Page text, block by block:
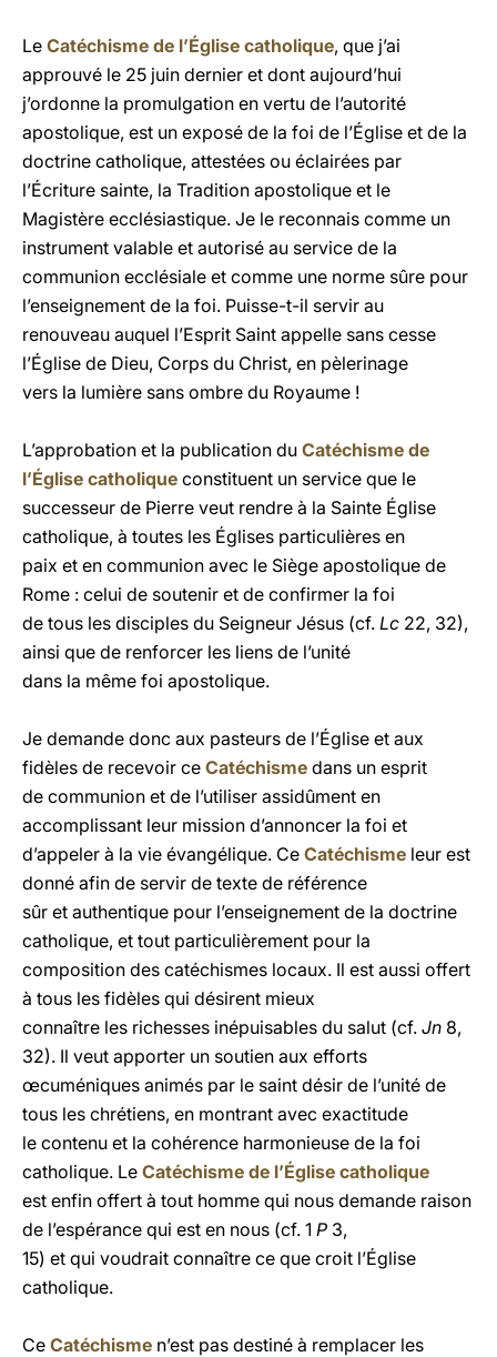
Le Catéchisme de l’Église catholique, que j’ai
approuvé le 25 juin dernier et dont aujourd’hui
j’ordonne la promulgation en vertu de l’autorité
apostolique, est un exposé de la foi de l’Église et de la
doctrine catholique, attestées ou éclairées par
l’Écriture sainte, la Tradition apostolique et le
Magistère ecclésiastique. Je le reconnais comme un
instrument valable et autorisé au service de la
communion ecclésiale et comme une norme sûre pour
l’enseignement de la foi. Puisse-t-il servir au
renouveau auquel l’Esprit Saint appelle sans cesse
l’Église de Dieu, Corps du Christ, en pèlerinage
vers la lumière sans ombre du Royaume !
L’approbation et la publication du Catéchisme de
l’Église catholique constituent un service que le
successeur de Pierre veut rendre à la Sainte Église
catholique, à toutes les Églises particulières en
paix et en communion avec le Siège apostolique de
Rome : celui de soutenir et de confirmer la foi
de tous les disciples du Seigneur Jésus (cf. Lc 22, 32),
ainsi que de renforcer les liens de l’unité
dans la même foi apostolique.
Je demande donc aux pasteurs de l’Église et aux
fidèles de recevoir ce Catéchisme dans un esprit
de communion et de l’utiliser assidûment en
accomplissant leur mission d’annoncer la foi et
d’appeler à la vie évangélique. Ce Catéchisme leur est
donné afin de servir de texte de référence
sûr et authentique pour l’enseignement de la doctrine
catholique, et tout particulièrement pour la
composition des catéchismes locaux. Il est aussi offert
à tous les fidèles qui désirent mieux
connaître les richesses inépuisables du salut (cf. Jn 8,
32). Il veut apporter un soutien aux efforts
œcuméniques animés par le saint désir de l’unité de
tous les chrétiens, en montrant avec exactitude
le contenu et la cohérence harmonieuse de la foi
catholique. Le Catéchisme de l’Église catholique
est enfin offert à tout homme qui nous demande raison
de l’espérance qui est en nous (cf. 1 P 3,
15) et qui voudrait connaître ce que croit l’Église
catholique.
Ce Catéchisme n’est pas destiné à remplacer les